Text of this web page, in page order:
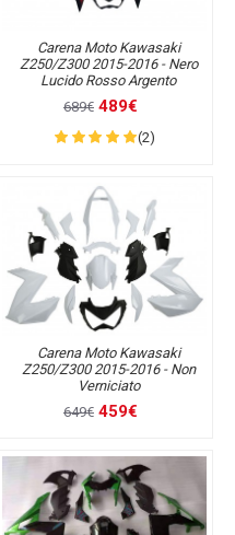
Carena Moto Kawasaki
Z250/Z300 2015-2016 - Nero
Lucido Rosso Argento
689€ 489€
(2)
Carena Moto Kawasaki
Z250/Z300 2015-2016 - Non
Verniciato
649€ 459€